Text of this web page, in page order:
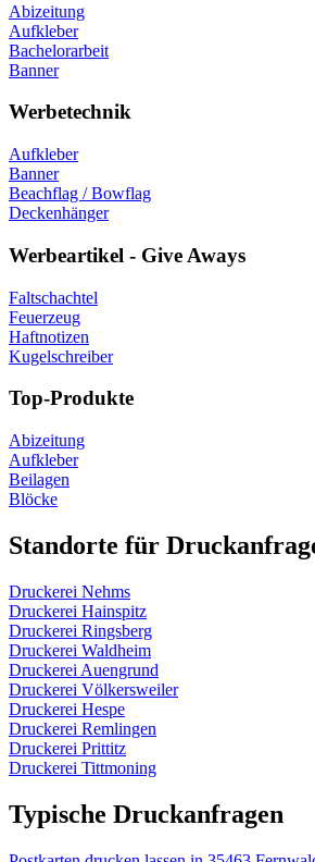
Abizeitung
Aufkleber
Bachelorarbeit
Banner
Werbetechnik
Aufkleber
Banner
Beachflag / Bowflag
Deckenhänger
Werbeartikel - Give Aways
Faltschachtel
Feuerzeug
Haftnotizen
Kugelschreiber
Top-Produkte
Abizeitung
Aufkleber
Beilagen
Blöcke
Standorte für
Druckerei Nehms
Druckerei Hainspitz
Druckerei Ringsberg
Druckerei Waldheim
Druckerei Auengrund
Druckerei Völkersweiler
Druckerei Hespe
Druckerei Remlingen
Druckerei Prittitz
Druckerei Tittmoning
Typische Druckanfragen